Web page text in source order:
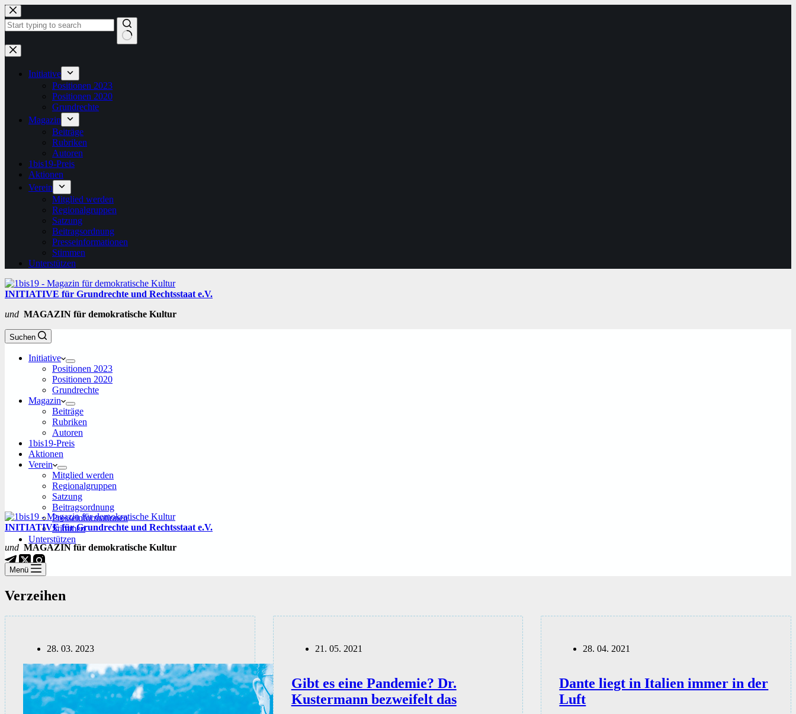
Zum
Inhalt
springen
Keine
Ergebnisse
Initiative
Positionen 2023
Positionen 2020
Grundrechte
Magazin
Beiträge
Rubriken
Autoren
1bis19-Preis
Aktionen
Verein
Mitglied werden
Regionalgruppen
Satzung
Beitragsordnung
Presseinformationen
Stimmen
Unterstützen
INITIATIVE für Grundrechte und Rechtsstaat e.V.
und MAGAZIN für demokratische Kultur
Suchen
Initiative
Positionen 2023
Positionen 2020
Grundrechte
Magazin
Beiträge
Rubriken
Autoren
1bis19-Preis
Aktionen
Verein
Mitglied werden
Regionalgruppen
Satzung
Beitragsordnung
Presseinformationen
Stimmen
Unterstützen
INITIATIVE für Grundrechte und Rechtsstaat e.V.
und MAGAZIN für demokratische Kultur
Menü
Verzeihen
28. 03. 2023 21. 05. 2021
Gibt es eine Pandemie? Dr.
Kustermann bezweifelt das
28. 04. 2021
Dante liegt in Italien immer in der
Luft